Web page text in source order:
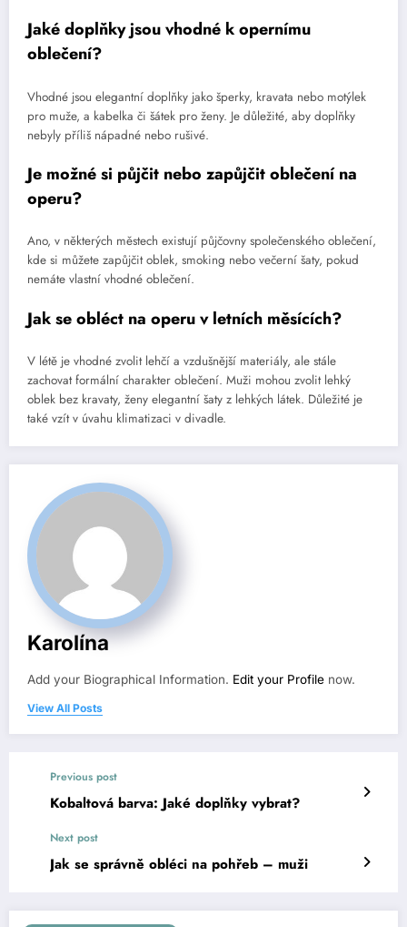
Jaké doplňky jsou vhodné k opernímu
oblečení?
Vhodné jsou elegantní doplňky jako šperky, kravata nebo motýlek
pro muže, a kabelka či šátek pro ženy. Je důležité, aby doplňky
nebyly příliš nápadné nebo rušivé.
Je možné si půjčit nebo zapůjčit oblečení na
operu?
Ano, v některých městech existují půjčovny společenského oblečení,
kde si můžete zapůjčit oblek, smoking nebo večerní šaty, pokud
nemáte vlastní vhodné oblečení.
Jak se obléct na operu v letních měsících?
V létě je vhodné zvolit lehčí a vzdušnější materiály, ale stále
zachovat formální charakter oblečení. Muži mohou zvolit lehký
oblek bez kravaty, ženy elegantní šaty z lehkých látek. Důležité je
také vzít v úvahu klimatizaci v divadle.
Karolína
Add your Biographical Information. Edit your Profile now.
View All Posts
Previous post
Kobaltová barva: Jaké doplňky vybrat?
Next post
Jak se správně obléci na pohřeb – muži